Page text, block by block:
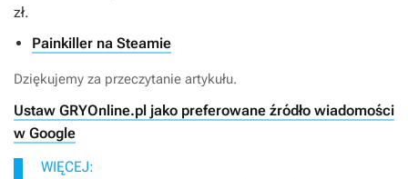
zł.
Painkiller na Steamie
Dziękujemy za przeczytanie artykułu.
Ustaw GRYOnline.pl jako preferowane źródło wiadomości
w Google
WIĘCEJ: